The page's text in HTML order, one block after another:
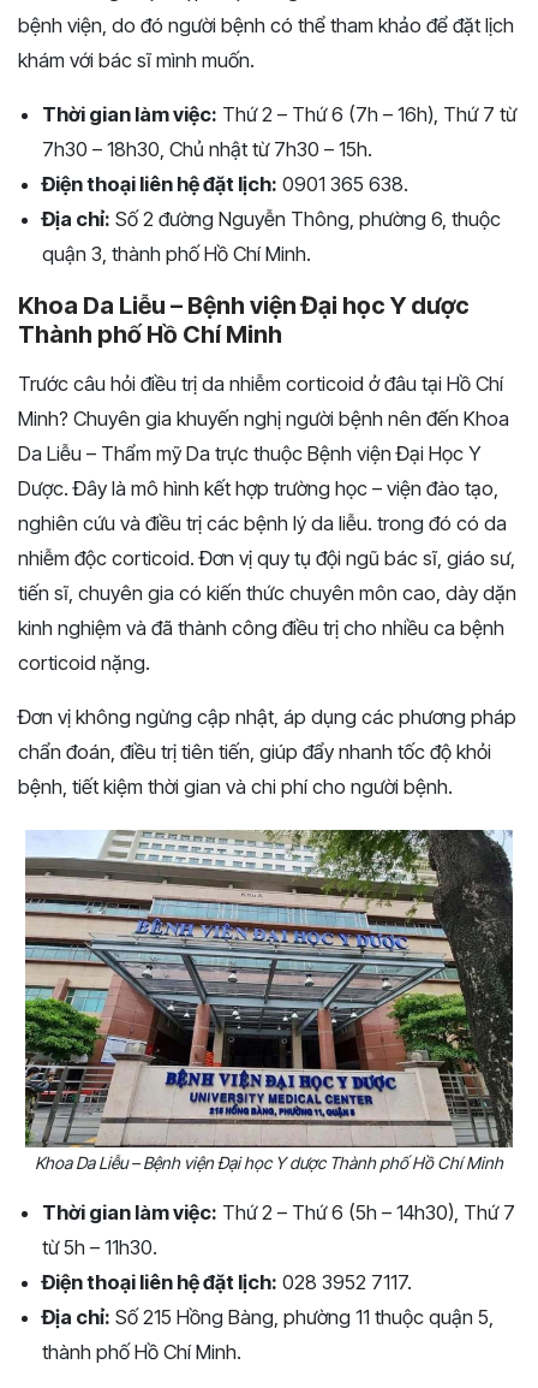
bệnh viện, do đó người bệnh có thể tham khảo để đặt lịch
khám với bác sĩ mình muốn.
Thời gian làm việc: Thứ 2 – Thứ 6 (7h – 16h), Thứ 7 từ
7h30 – 18h30, Chủ nhật từ 7h30 – 15h.
Điện thoại liên hệ đặt lịch: 0901 365 638.
Địa chỉ: Số 2 đường Nguyễn Thông, phường 6, thuộc
quận 3, thành phố Hồ Chí Minh.
Khoa Da Liễu – Bệnh viện Đại học Y dược
Thành phố Hồ Chí Minh
Trước câu hỏi điều trị da nhiễm corticoid ở đâu tại Hồ Chí
Minh? Chuyên gia khuyến nghị người bệnh nên đến Khoa
Da Liễu – Thẩm mỹ Da trực thuộc Bệnh viện Đại Học Y
Dược. Đây là mô hình kết hợp trường học – viện đào tạo,
nghiên cứu và điều trị các bệnh lý da liễu. trong đó có da
nhiễm độc corticoid. Đơn vị quy tụ đội ngũ bác sĩ, giáo sư,
tiến sĩ, chuyên gia có kiến thức chuyên môn cao, dày dặn
kinh nghiệm và đã thành công điều trị cho nhiều ca bệnh
corticoid nặng.
Đơn vị không ngừng cập nhật, áp dụng các phương pháp
chẩn đoán, điều trị tiên tiến, giúp đẩy nhanh tốc độ khỏi
bệnh, tiết kiệm thời gian và chi phí cho người bệnh.
Khoa Da Liễu – Bệnh viện Đại học Y dược Thành phố Hồ Chí Minh
Thời gian làm việc: Thứ 2 – Thứ 6 (5h – 14h30), Thứ 7
từ 5h – 11h30.
Điện thoại liên hệ đặt lịch: 028 3952 7117.
Địa chỉ: Số 215 Hồng Bàng, phường 11 thuộc quận 5,
thành phố Hồ Chí Minh.